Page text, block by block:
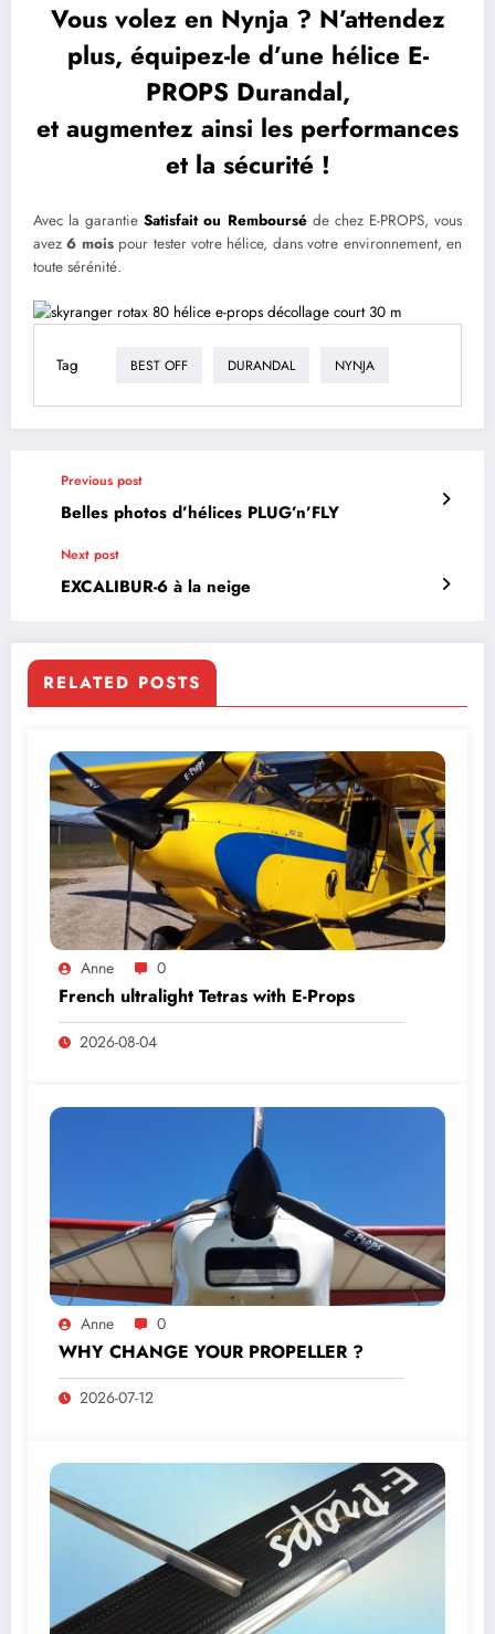
Vous volez en Nynja ? N’attendez
plus, équipez-le d’unehélice E-
PROPS Durandal,
et augmentez ainsi les performances
et la sécurité !
Avec la garantieSatisfait ou Rembourséde chez E-PROPS, vous
avez6 moispour tester votre hélice, dans votre environnement, en
toute sérénité.
Tag BEST OFF DURANDAL NYNJA
Previous post
Belles photos d’hélices PLUG’n’FLY
Next post
EXCALIBUR-6 à la neige
RELATED POSTS
Anne 0
French ultralight Tetras with E-Props
2026-08-04
Anne 0
WHY CHANGE YOUR PROPELLER ?
2026-07-12